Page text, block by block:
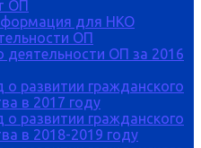
ОП
для НКО
ОП
деятельности ОП за 2016
развитии гражданского
в 2017 году
развитии гражданского
в 2018-2019 году